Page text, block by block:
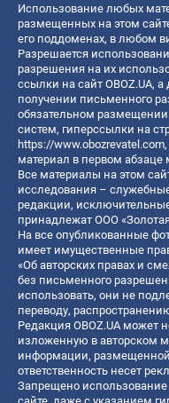
Использование любых
размещенных на этом
его поддоменах, в любом
Разрешается
разрешения на их
ссылки на сайт OBOZ.UA,
получении письменного
обязательном
систем, гиперссылки на
https://www.obozrevatel.com
материал в первом абзаце
Все материалы на этом
исследования –
редакции,
принадлежат ООО
На все опубликованные
имеет имущественные
«Об авторских правах и
без письменного
использовать, они не
переводу,
Редакция OBOZ.UA может
изложенную в авторском
информации,
ответственность несет
Запрещено